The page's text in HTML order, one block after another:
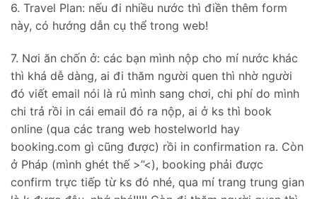
6. Travel Plan: nếu đi nhiều nước thì điền thêm form
này, có hướng dẫn cụ thể trong web!
7. Nơi ăn chốn ở: các bạn mình nộp cho mí nước khác
thì khá dễ dàng, ai đi thăm người quen thì nhờ người
đó viết email nói là rủ mình sang chơi, chi phí do mình
chi trả rồi in cái email đó ra nộp, ai ở ks thì book
online (qua các trang web hostelworld hay
booking.com gì cũng được) rồi in confirmation ra. Còn
ở Pháp (mình ghét thế >”<), booking phải được
confirm trực tiếp từ ks đó nhé, qua mí trang trung gian